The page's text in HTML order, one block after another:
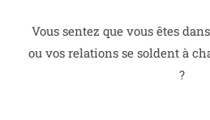
Vous sentez que vous êtes
ou vos relations se soldent à
?